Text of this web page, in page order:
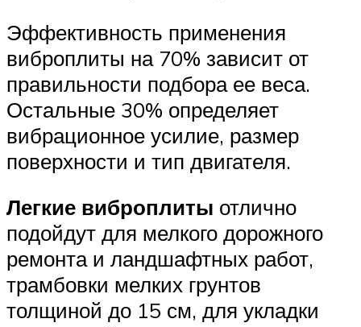
Эффективность применения
виброплиты на 70% зависит от
правильности подбора ее веса.
Остальные 30% определяет
вибрационное усилие, размер
поверхности и тип двигателя.
Легкие виброплиты отлично
подойдут для мелкого дорожного
ремонта и ландшафтных работ,
трамбовки мелких грунтов
толщиной до 15 см, для укладки